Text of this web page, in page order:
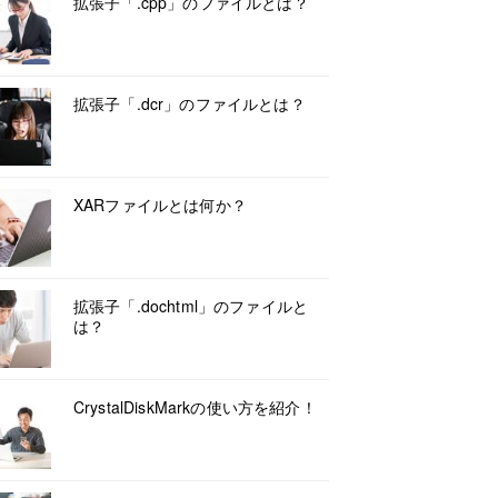
拡張子「.dcr」のファイルとは？
XARファイルとは何か？
拡張子「.dochtml」のファイルと
は？
CrystalDiskMarkの使い方を紹介！